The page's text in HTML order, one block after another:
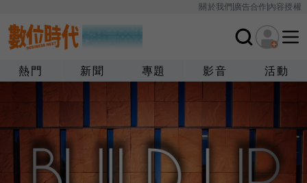
關於我們廣告合作內容授權
熱門 新聞 專題 影音 活動